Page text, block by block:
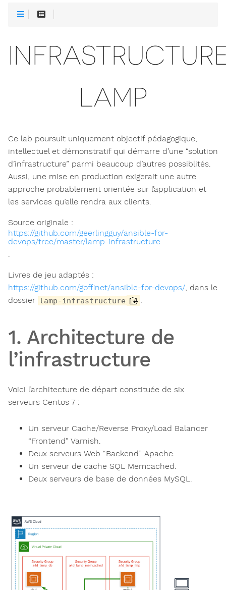
LAMP
Ce lab poursuit uniquement objectif pédagogique,
intellectuel et démonstratif qui démarre d’une “solution
d’infrastructure” parmi beaucoup d’autres possiblités.
Aussi, une mise en production exigerait une autre
approche probablement orientée sur l’application et
les services qu’elle rendra aux clients.
Source originale :
https://github.com/geerlingguy/ansible-for-
devops/tree/master/lamp-infrastructure
.
Livres de jeu adaptés :
https://github.com/goffinet/ansible-for-devops/, dans le
dossier lamp-infrastructure .
1. Architecture de
l’infrastructure
Voici l’architecture de départ constituée de six
serveurs Centos 7 :
Un serveur Cache/Reverse Proxy/Load Balancer
“Frontend” Varnish.
Deux serveurs Web “Backend” Apache.
Un serveur de cache SQL Memcached.
Deux serveurs de base de données MySQL.